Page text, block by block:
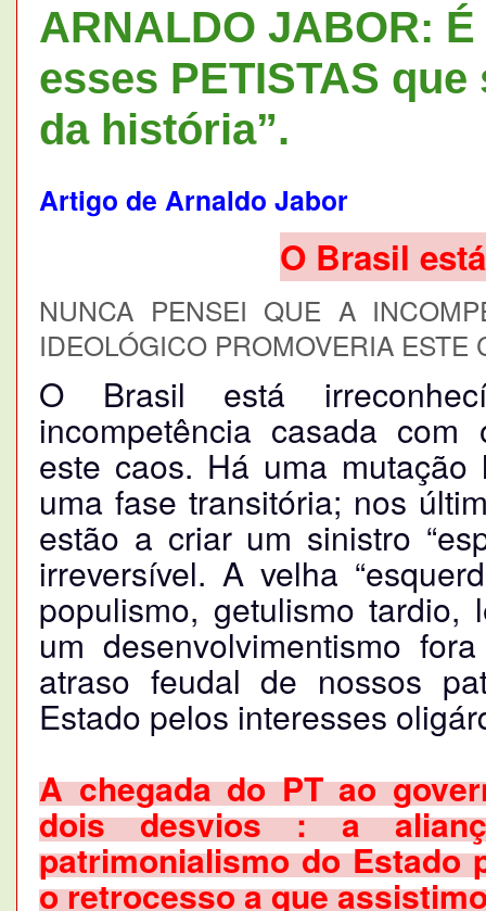
ARNALDO JABOR:
esses PETISTAS
da história”.
Artigo de Arnaldo Jabor
O Brasil
NUNCA PENSEI QUE A
IDEOLÓGICO PROMOVERIA ESTE
O Brasil está
incompetência casada
este caos. Há uma
uma fase transitória; nos
estão a criar um sinistro
irreversível. A velha
populismo, getulismo
um desenvolvimentismo
atraso feudal de nossos
Estado pelos interesses
A chegada do PT ao
dois desvios : a
patrimonialismo do Estado
o retrocesso a que